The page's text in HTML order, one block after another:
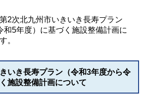
2次北九州市いきいき長寿プラン
和5年度）に基づく施設整備計画に
。
いき長寿プラン（令和3年度から令
施設整備計画について